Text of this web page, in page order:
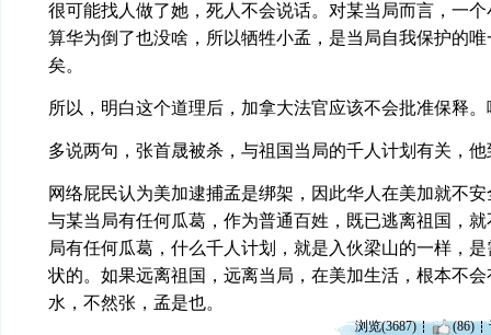
很可能找人做了她，死人不会说话。对某当局而言，一
算华为倒了也没啥，所以牺牲小孟，是当局自我保护的
矣。
所以，明白这个道理后，加拿大法官应该不会批准保释。
多说两句，张首晟被杀，与祖国当局的千人计划有关，
网络屁民认为美加逮捕孟是绑架，因此华人在美加就不
与某当局有任何瓜葛，作为普通百姓，既已逃离祖国，
局有任何瓜葛，什么千人计划，就是入伙梁山的一样，
状的。如果远离祖国，远离当局，在美加生活，根本不
水，不然张，孟是也。
浏览(3687) (86)